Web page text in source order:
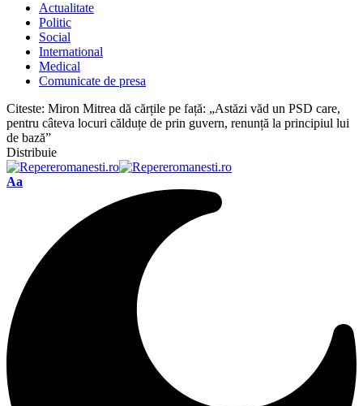
Actualitate
Politic
Social
International
Medical
Comunicate de presa
Citeste: Miron Mitrea dă cărțile pe față: „Astăzi văd un PSD care,
pentru câteva locuri călduțe de prin guvern, renunță la principiul lui
de bază”
Distribuie
Font
Aa